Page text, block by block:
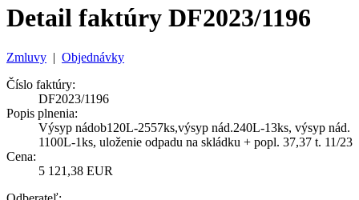
Detail faktúry DF2023/1196
Zmluvy | Objednávky
Číslo faktúry:
DF2023/1196
Popis plnenia:
Výsyp nádob120L-2557ks,výsyp nád.240L-13ks, výsyp nád.
1100L-1ks, uloženie odpadu na skládku + popl. 37,37 t. 11/23
Cena:
5 121,38 EUR